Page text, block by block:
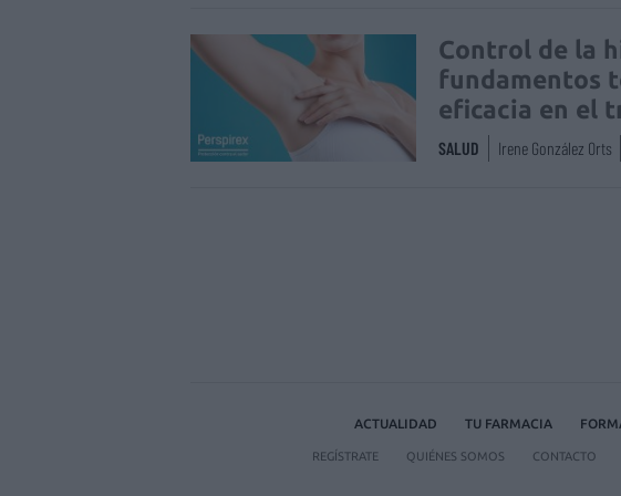
Control de la
fundamentos
eficacia en el
SALUD Irene González Orts
ACTUALIDAD TU FARMACIA
REGÍSTRATE QUIÉNES SOMOS CONTACTO